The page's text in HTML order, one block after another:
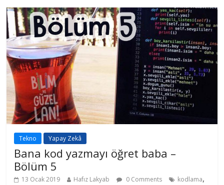
Tekno Yapay Zekâ
Bana kod yazmayı öğret baba –
Bölüm 5
13 Ocak 2019 Hafız Lakyab 0 Comments kodlama,